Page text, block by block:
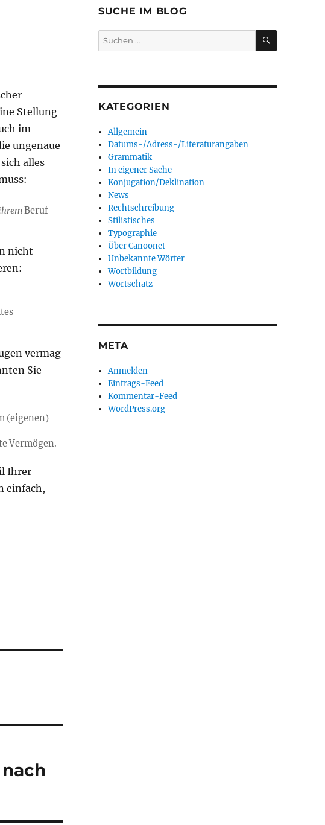
Stellung
im
ungenaue
alles
Beruf
nicht
vermag
Sie
(eigenen)
Vermögen.
Ihrer
einfach,
SUCHE IM BLOG
Suchen
nach:
SUCHEN
KATEGORIEN
Allgemein
Datums-/Adress-/Literaturangaben
Grammatik
In eigener Sache
Konjugation/Deklination
News
Rechtschreibung
Stilistisches
Typographie
Über Canoonet
Unbekannte Wörter
Wortbildung
Wortschatz
META
Anmelden
Eintrags-Feed
Kommentar-Feed
WordPress.org